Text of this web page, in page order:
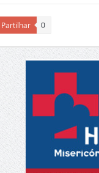
Partilhar 0